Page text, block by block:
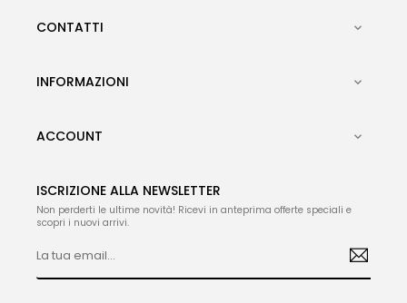
CONTATTI 
INFORMAZIONI 
ACCOUNT 
ISCRIZIONE ALLA NEWSLETTER
Non perderti le ultime novità! Ricevi in anteprima offerte speciali e
scopri i nuovi arrivi.